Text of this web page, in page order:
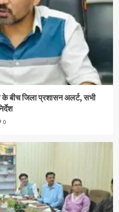
के बीच जिला प्रशासन अलर्ट, सभी
0